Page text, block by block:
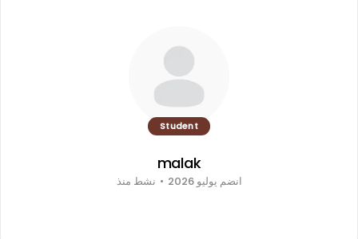
Student
malak
انضم يوليو 2026 • نشط منذ